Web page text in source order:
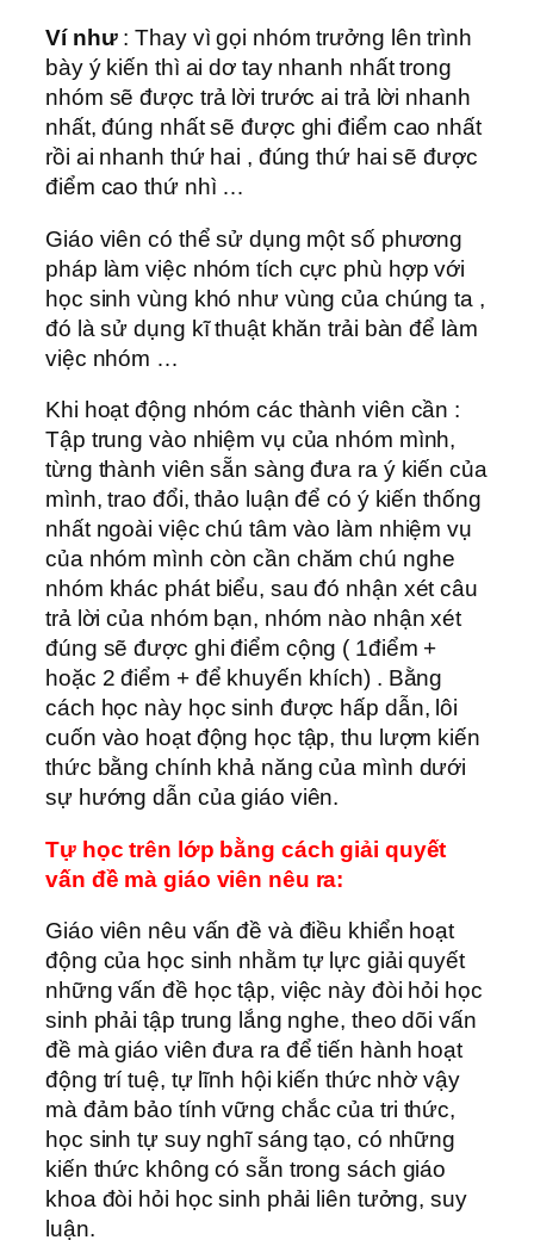
Ví như: Thay vì gọi nhóm trưởng lên trình
bày ý kiến thì ai dơ tay nhanh nhất trong
nhóm sẽ được trả lời trước ai trả lời nhanh
nhất, đúng nhất sẽ được ghi điểm cao nhất
rồi ai nhanh thứ hai , đúng thứ hai sẽ được
điểm cao thứ nhì …
Giáo viên có thể sử dụng một số phương
pháp làm việc nhóm tích cực phù hợp với
học sinh vùng khó như vùng của chúng ta ,
đó là sử dụng kĩ thuật khăn trải bàn để làm
việc nhóm …
Khi hoạt động nhóm các thành viên cần :
Tập trung vào nhiệm vụ của nhóm mình,
từng thành viên sẵn sàng đưa ra ý kiến của
mình, trao đổi, thảo luận để có ý kiến thống
nhất ngoài việc chú tâm vào làm nhiệm vụ
của nhóm mình còn cần chăm chú nghe
nhóm khác phát biểu, sau đó nhận xét câu
trả lời của nhóm bạn, nhóm nào nhận xét
đúng sẽ được ghi điểm cộng ( 1điểm +
hoặc 2 điểm + để khuyến khích) . Bằng
cách học này học sinh được hấp dẫn, lôi
cuốn vào hoạt động học tập, thu lượm kiến
thức bằng chính khả năng của mình dưới
sự hướng dẫn của giáo viên.
Tự học trên lớp bằng cách giải quyết
vấn đề mà giáo viên nêu ra:
Giáo viên nêu vấn đề và điều khiển hoạt
động của học sinh nhằm tự lực giải quyết
những vấn đề học tập, việc này đòi hỏi học
sinh phải tập trung lắng nghe, theo dõi vấn
đề mà giáo viên đưa ra để tiến hành hoạt
động trí tuệ, tự lĩnh hội kiến thức nhờ vậy
mà đảm bảo tính vững chắc của tri thức,
học sinh tự suy nghĩ sáng tạo, có những
kiến thức không có sẵn trong sách giáo
khoa đòi hỏi học sinh phải liên tưởng, suy
luận.